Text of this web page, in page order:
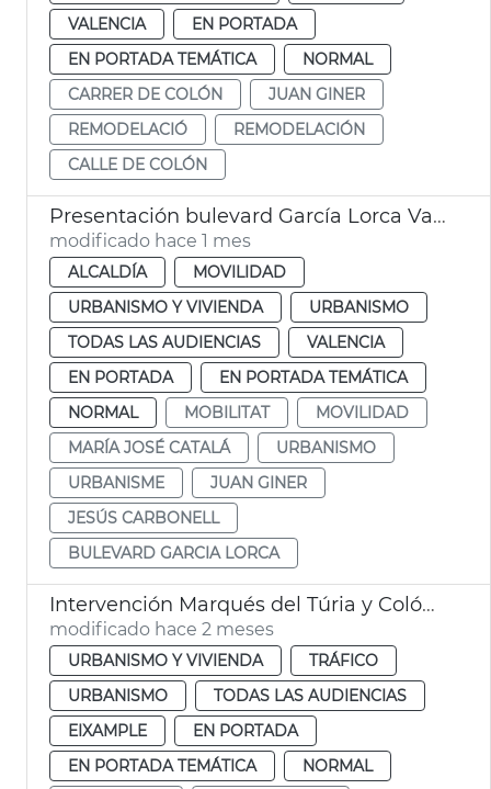
VALENCIA
EN PORTADA
EN PORTADA TEMÁTICA
NORMAL
CARRER DE COLÓN
JUAN GINER
REMODELACIÓ
REMODELACIÓN
CALLE DE COLÓN
Presentación bulevard García Lorca València
modificado hace 1 mes
ALCALDÍA
MOVILIDAD
URBANISMO Y VIVIENDA
URBANISMO
TODAS LAS AUDIENCIAS
VALENCIA
EN PORTADA
EN PORTADA TEMÁTICA
NORMAL
MOBILITAT
MOVILIDAD
MARÍA JOSÉ CATALÁ
URBANISMO
URBANISME
JUAN GINER
JESÚS CARBONELL
BULEVARD GARCIA LORCA
Intervención Marqués del Túria y Colón València
modificado hace 2 meses
URBANISMO Y VIVIENDA
TRÁFICO
URBANISMO
TODAS LAS AUDIENCIAS
EIXAMPLE
EN PORTADA
EN PORTADA TEMÁTICA
NORMAL